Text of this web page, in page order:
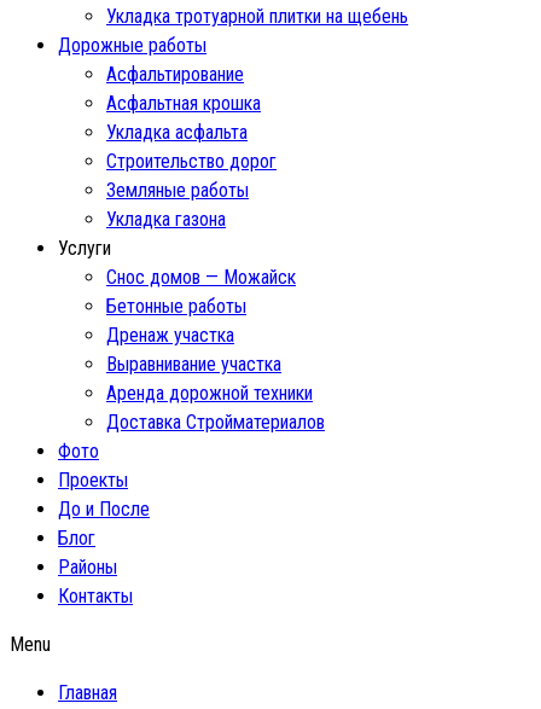
Укладка тротуарной плитки на щебень
Дорожные работы
Асфальтирование
Асфальтная крошка
Укладка асфальта
Строительство дорог
Земляные работы
Укладка газона
Услуги
Снос домов — Можайск
Бетонные работы
Дренаж участка
Выравнивание участка
Аренда дорожной техники
Доставка Стройматериалов
Фото
Проекты
До и После
Блог
Районы
Контакты
Menu
Главная